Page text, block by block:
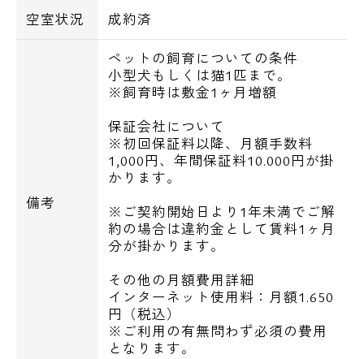
空室状況 成約済
備考
ペットの飼育についての条件
小型犬もしくは猫1匹まで。
※飼育時は敷金1ヶ月増額
保証会社について
※初回保証料以降、月額手数料
1,000円、年間保証料10.000円が掛
かります。
※ご契約開始日より1年未満でご解
約の場合は違約金として賃料1ヶ月
分が掛かります。
その他の月額費用詳細
インターネット使用料：月額1.650
円（税込）
※ご利用の有無問わず必須の費用
となります。